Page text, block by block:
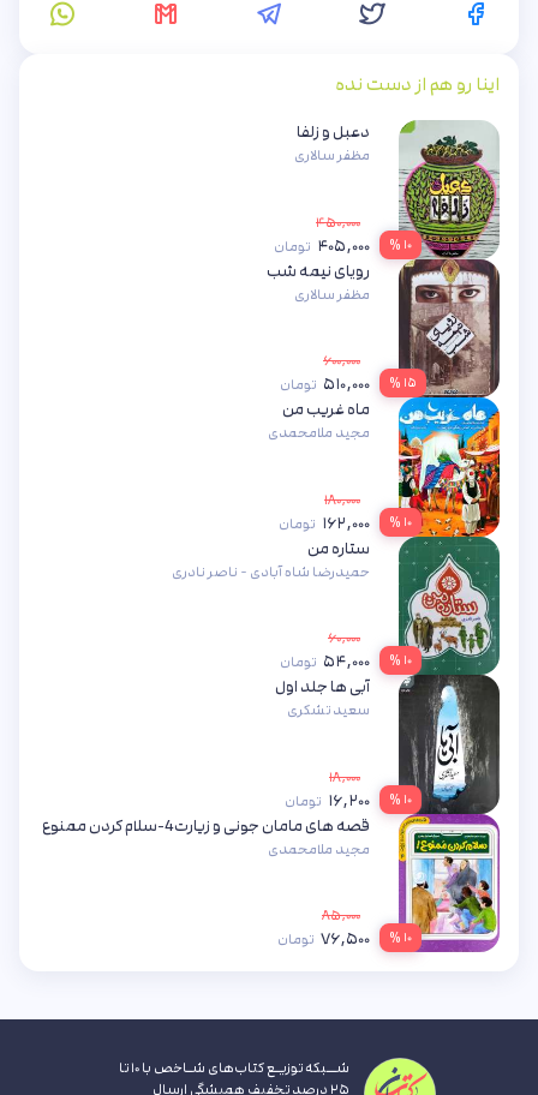
اینا رو هم از دست نده
۱۰ %
دعبل و زلفا
مظفر سالاری
۴۵۰,۰۰۰
۴۰۵,۰۰۰ تومان
۱۵ %
رویای نیمه شب
مظفر سالاری
۶۰۰,۰۰۰
۵۱۰,۰۰۰ تومان
۱۰ %
ماه غریب من
مجید ملامحمدی
۱۸۰,۰۰۰
۱۶۲,۰۰۰ تومان
۱۰ %
ستاره من
حمیدرضا شاه آبادی - ناصر نادری
۶۰,۰۰۰
۵۴,۰۰۰ تومان
۱۰ %
آبی ها جلد اول
سعید تشکری
۱۸,۰۰۰
۱۶,۲۰۰ تومان
۱۰ %
قصه های مامان جونی و زیارت4-سلام کردن ممنوع
مجید ملامحمدی
۸۵,۰۰۰
۷۶,۵۰۰ تومان
شــبکه توزیـع کتاب‌های شـاخص با ۱۰ تا
۲۵ درصد تخفیف همیشگی ارسال